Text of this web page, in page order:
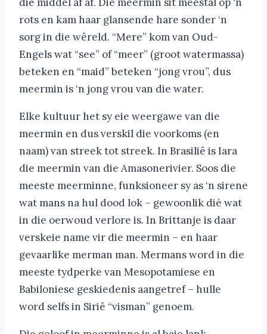
rots en kam haar glansende hare sonder ‘n
sorg in die wêreld. “Mere” kom van Oud-
Engels wat “see” of “meer” (groot watermassa)
beteken en “maid” beteken “jong vrou”, dus
meermin is ‘n jong vrou van die water.
Elke kultuur het sy eie weergawe van die
meermin en dus verskil die voorkoms (en
naam) van streek tot streek. In Brasilië is Iara
die meermin van die Amasonerivier. Soos die
meeste meerminne, funksioneer sy as ‘n sirene
wat mans na hul dood lok – gewoonlik dié wat
in die oerwoud verlore is. In Brittanje is daar
verskeie name vir die meermin – en haar
gevaarlike merman man. Mermans word in die
meeste tydperke van Mesopotamiese en
Babiloniese geskiedenis aangetref – hulle
word selfs in Sirië “visman” genoem.